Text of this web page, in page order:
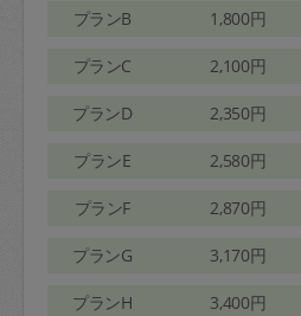
プランB 1,800円
プランC 2,100円
プランD 2,350円
プランE 2,580円
プランF 2,870円
プランG 3,170円
プランH 3,400円